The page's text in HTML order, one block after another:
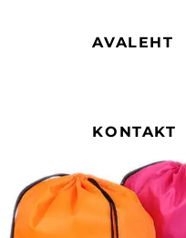
AVALEHT
KONTAKT